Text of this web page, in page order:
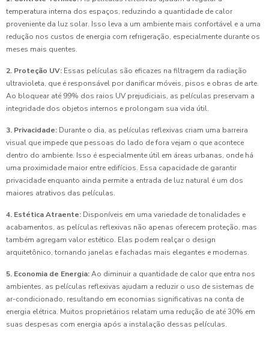
temperatura interna dos espaços, reduzindo a quantidade de calor
proveniente da luz solar. Isso leva a um ambiente mais confortável e a uma
redução nos custos de energia com refrigeração, especialmente durante os
meses mais quentes.
2. Proteção UV: Essas películas são eficazes na filtragem da radiação
ultravioleta, que é responsável por danificar móveis, pisos e obras de arte.
Ao bloquear até 99% dos raios UV prejudiciais, as películas preservam a
integridade dos objetos internos e prolongam sua vida útil.
3. Privacidade: Durante o dia, as películas reflexivas criam uma barreira
visual que impede que pessoas do lado de fora vejam o que acontece
dentro do ambiente. Isso é especialmente útil em áreas urbanas, onde há
uma proximidade maior entre edifícios. Essa capacidade de garantir
privacidade enquanto ainda permite a entrada de luz natural é um dos
maiores atrativos das películas.
4. Estética Atraente: Disponíveis em uma variedade de tonalidades e
acabamentos, as películas reflexivas não apenas oferecem proteção, mas
também agregam valor estético. Elas podem realçar o design
arquitetônico, tornando janelas e fachadas mais elegantes e modernas.
5. Economia de Energia:Ao diminuir a quantidade de calor que entra nos
ambientes, as películas reflexivas ajudam a reduzir o uso de sistemas de
ar-condicionado, resultando em economias significativas na conta de
energia elétrica. Muitos proprietários relatam uma redução de até 30% em
suas despesas com energia após a instalação dessas películas.